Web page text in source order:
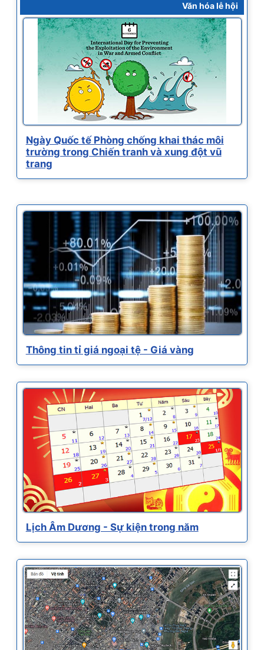
Văn hóa lễ hội
Ngày Quốc tế Phòng chống khai thác môi
trường trong Chiến tranh và xung đột vũ
trang
Thông tin tỉ giá ngoại tệ - Giá vàng
Lịch Âm Dương - Sự kiện trong năm